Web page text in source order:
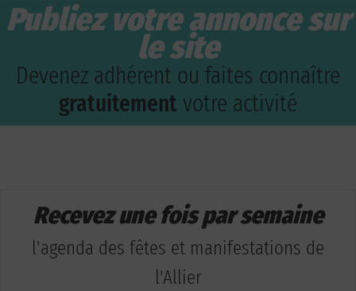
Publiez votre annonce sur
le site
Devenez adhérent ou faites connaître
gratuitement votre activité
Recevez une fois par semaine
l'agenda des fêtes et manifestations de
l'Allier